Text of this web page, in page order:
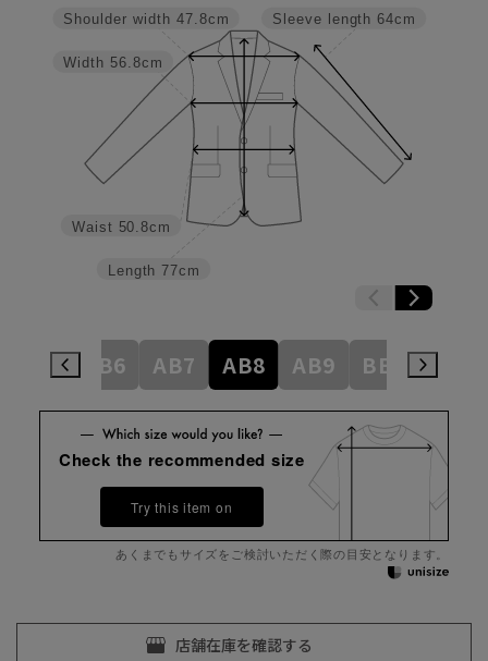
Sleeve length 64cm
Length 77cm
Waist 50.8cm
Width 56.8cm
Shoulder width 47.8cm
AB6 AB7 AB8 AB9 BE3
Check the recommended size
Try this item on
あくまでもサイズをご検討いただく際の目安となります。